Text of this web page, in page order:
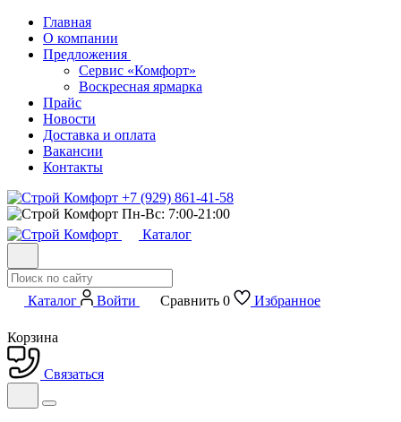
Главная
О компании
Предложения
Сервис «Комфорт»
Воскресная ярмарка
Прайс
Новости
Доставка и оплата
Вакансии
Контакты
+7 (929) 861-41-58
Пн-Вс: 7:00-21:00
Каталог
Каталог Войти Сравнить 0 Избранное
Корзина
Связаться